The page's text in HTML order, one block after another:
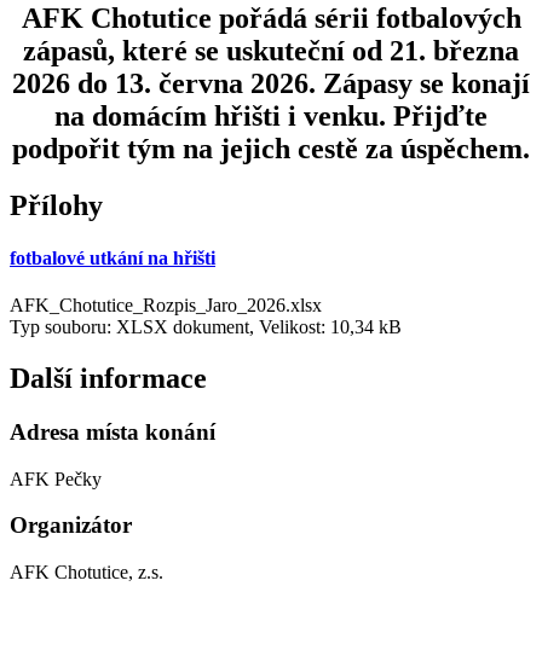
AFK Chotutice pořádá sérii fotbalových
zápasů, které se uskuteční od 21. března
2026 do 13. června 2026. Zápasy se konají
na domácím hřišti i venku. Přijďte
podpořit tým na jejich cestě za úspěchem.
Přílohy
fotbalové utkání na hřišti
AFK_Chotutice_Rozpis_Jaro_2026.xlsx
Typ souboru: XLSX dokument, Velikost: 10,34 kB
Další informace
Adresa místa konání
AFK Pečky
Organizátor
AFK Chotutice, z.s.